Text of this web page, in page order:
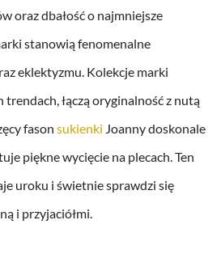
oraz dbałość o najmniejsze
stanowią fenomenalne
eklektyzmu. Kolekcje marki
łączą oryginalność z nutą
fason sukienki Joanny doskonale
piękne wycięcie na plecach. Ten
uroku i świetnie sprawdzi się
i przyjaciółmi.